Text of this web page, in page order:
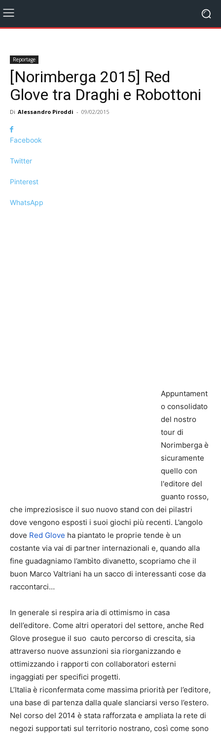
Reportage
[Norimberga 2015] Red
Glove tra Draghi e Robottoni
Di Alessandro Piroddi - 09/02/2015
Facebook
Twitter
Pinterest
WhatsApp
Appuntament
o consolidato
del nostro
tour di
Norimberga è
sicuramente
quello con
l'editore del
guanto rosso,
che impreziosisce il suo nuovo stand con dei pilastri
dove vengono esposti i suoi giochi più recenti. L’angolo
dove Red Glove ha piantato le proprie tende è un
costante via vai di partner internazionali e, quando alla
fine guadagniamo l’ambìto divanetto, scopriamo che il
buon Marco Valtriani ha un sacco di interessanti cose da
raccontarci…
In generale si respira aria di ottimismo in casa
dell’editore. Come altri operatori del settore, anche Red
Glove prosegue il suo cauto percorso di crescita, sia
attraverso nuove assunzioni sia riorganizzando e
ottimizzando i rapporti con collaboratori esterni
ingaggiati per specifici progetti.
L’Italia è riconfermata come massima priorità per l’editore,
una base di partenza dalla quale slanciarsi verso l’estero.
Nel corso del 2014 è stata rafforzata e ampliata la rete di
negozi supportati sul territorio nostrano, così come sono